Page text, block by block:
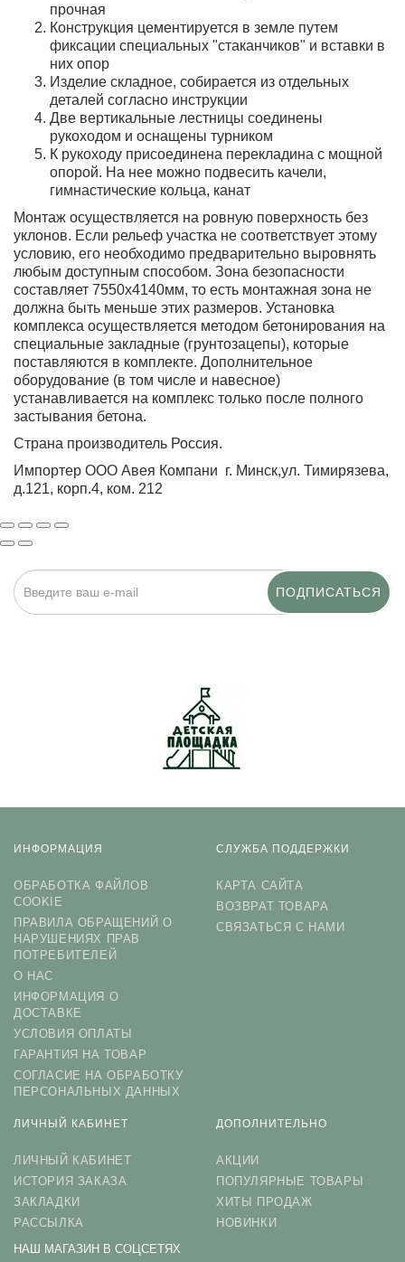
прочная
Конструкция цементируется в земле путем
фиксации специальных "стаканчиков" и вставки в
них опор
Изделие складное, собирается из отдельных
деталей согласно инструкции
Две вертикальные лестницы соединены
рукоходом и оснащены турником
К рукоходу присоединена перекладина с мощной
опорой. На нее можно подвесить качели,
гимнастические кольца, канат
Монтаж осуществляется на ровную поверхность без
уклонов. Если рельеф участка не соответствует этому
условию, его необходимо предварительно выровнять
любым доступным способом. Зона безопасности
составляет 7550х4140мм, то есть монтажная зона не
должна быть меньше этих размеров. Установка
комплекса осуществляется методом бетонирования на
специальные закладные (грунтозацепы), которые
поставляются в комплекте. Дополнительное
оборудование (в том числе и навесное)
устанавливается на комплекс только после полного
застывания бетона.
Страна производитель Россия.
Импортер ООО Авея Компани г. Минск,ул. Тимирязева,
д.121, корп.4, ком. 212
ПОДПИСАТЬСЯ
ИНФОРМАЦИЯ
ОБРАБОТКА ФАЙЛОВ
COOKIE
ПРАВИЛА ОБРАЩЕНИЙ О
НАРУШЕНИЯХ ПРАВ
ПОТРЕБИТЕЛЕЙ
О НАС
ИНФОРМАЦИЯ О
ДОСТАВКЕ
УСЛОВИЯ ОПЛАТЫ
ГАРАНТИЯ НА ТОВАР
СОГЛАСИЕ НА ОБРАБОТКУ
ПЕРСОНАЛЬНЫХ ДАННЫХ
СЛУЖБА ПОДДЕРЖКИ
КАРТА САЙТА
ВОЗВРАТ ТОВАРА
СВЯЗАТЬСЯ С НАМИ
ЛИЧНЫЙ КАБИНЕТ
ЛИЧНЫЙ КАБИНЕТ
ИСТОРИЯ ЗАКАЗА
ЗАКЛАДКИ
РАССЫЛКА
ДОПОЛНИТЕЛЬНО
АКЦИИ
ПОПУЛЯРНЫЕ ТОВАРЫ
ХИТЫ ПРОДАЖ
НОВИНКИ
НАШ МАГАЗИН В СОЦСЕТЯХ